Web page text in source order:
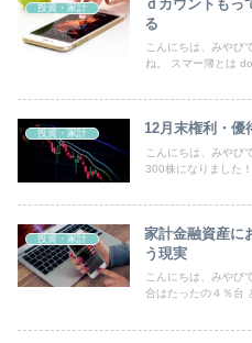
投資・家計
ｄカウントもっ
る
こんにちは、みやび
ね。 スマー簿とは
投資・家計 12月末権利・
こんにちは、みやび
300株になりました！
投資・家計
家計金融資産に
う現実
こんにちは、みやび
合はたったの４％台